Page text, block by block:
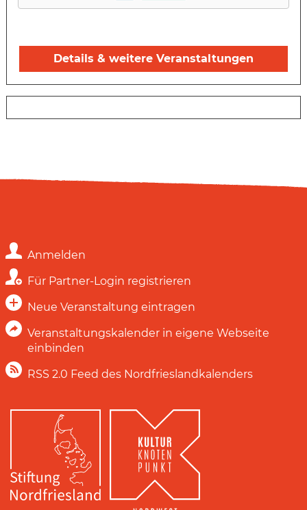
Details & weitere Veranstaltungen
Anmelden
Für Partner-Login registrieren
Neue Veranstaltung eintragen
Veranstaltungskalender in eigene Webseite
einbinden
RSS 2.0 Feed des Nordfrieslandkalenders